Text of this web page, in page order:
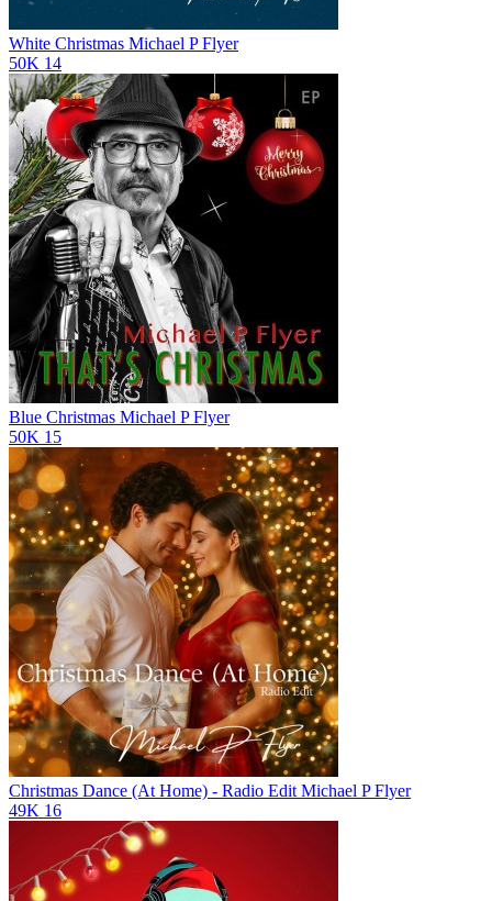
White Christmas Michael P Flyer
50K 14
Blue Christmas Michael P Flyer
50K 15
Christmas Dance (At Home) - Radio Edit Michael P Flyer
49K 16